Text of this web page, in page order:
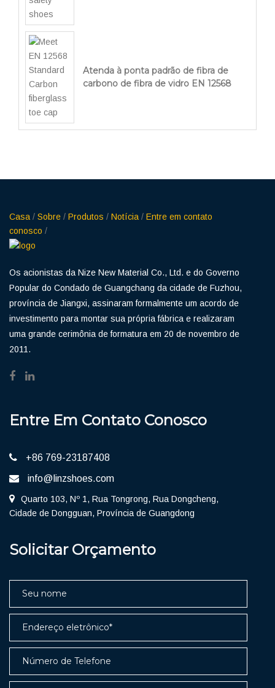
Atenda à ponta padrão de fibra de
carbono de fibra de vidro EN 12568
Casa / Sobre / Produtos / Notícia / Entre em contato
conosco /
Os acionistas da Nize New Material Co., Ltd. e do Governo
Popular do Condado de Guangchang da cidade de Fuzhou,
província de Jiangxi, assinaram formalmente um acordo de
investimento para montar sua própria fábrica e realizaram
uma grande cerimônia de formatura em 20 de novembro de
2011.
Entre Em Contato Conosco
+86 769-23187408
info@linzshoes.com
Quarto 103, Nº 1, Rua Tongrong, Rua Dongcheng,
Cidade de Dongguan, Província de Guangdong
Solicitar Orçamento